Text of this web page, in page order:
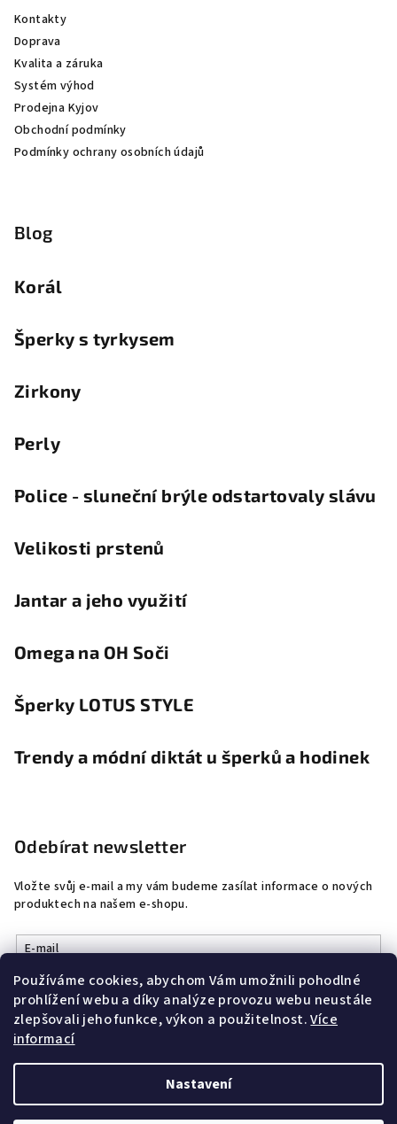
Používáme cookies, abychom Vám umožnili pohodlné
prohlížení webu a díky analýze provozu webu neustále
zlepšovali jeho funkce, výkon a použitelnost.Více
informací
Nastavení
Kontakty
Doprava
Kvalita a záruka
Systém výhod
Prodejna Kyjov
Obchodní podmínky
Podmínky ochrany osobních údajů
Blog
Korál
Šperky s tyrkysem
Zirkony
Perly
Police - sluneční brýle odstartovaly slávu
Velikosti prstenů
Jantar a jeho využití
Omega na OH Soči
Šperky LOTUS STYLE
Trendy a módní diktát u šperků a hodinek
Odebírat newsletter
Vložte svůj e-mail a my vám budeme zasílat informace o nových
produktech na našem e-shopu.
E-mail
Vložením e-mailu souhlasíte spodmínkami ochrany osobních
údajů
Přihlásit se